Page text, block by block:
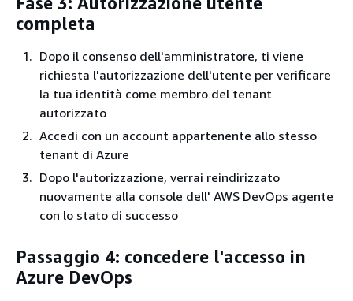
completa
Dopo il consenso dell'amministratore, ti viene
richiesta l'autorizzazione dell'utente per verificare
la tua identità come membro del tenant
autorizzato
Accedi con un account appartenente allo stesso
tenant di Azure
Dopo l'autorizzazione, verrai reindirizzato
nuovamente alla console dell' AWS DevOps agente
con lo stato di successo
Passaggio 4: concedere l'accesso in
Azure DevOps